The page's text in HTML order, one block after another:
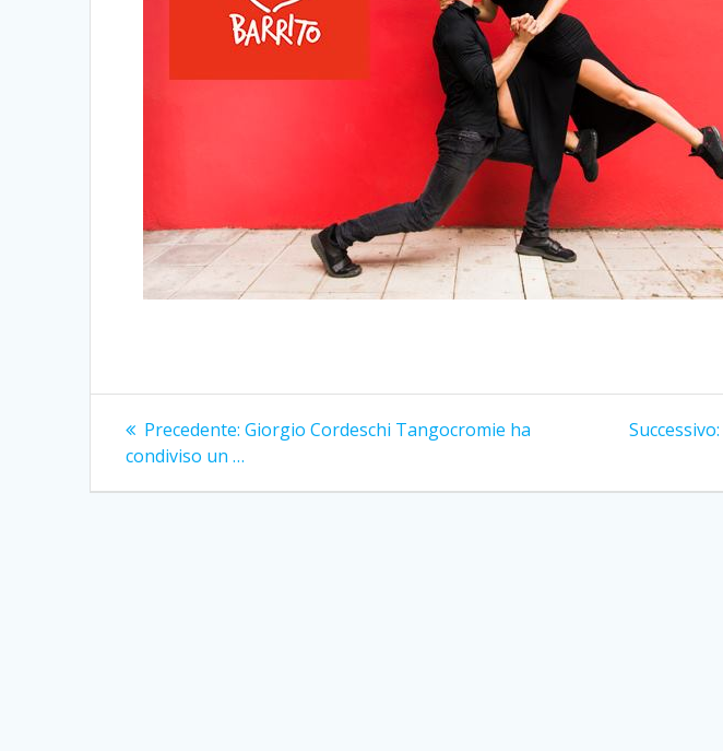
Navigazione
articoli
Precedente: Articolo
Giorgio Cordeschi Tangocromie ha
condiviso un …
Successivo: